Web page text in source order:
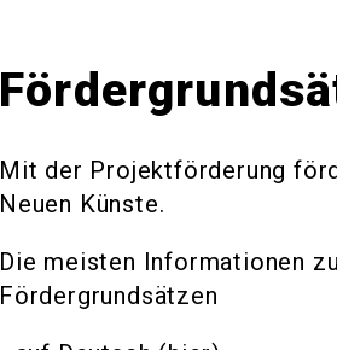
Mit der Projektförderung
Neuen Künste.
Die meisten Informationen
Fördergrundsätzen